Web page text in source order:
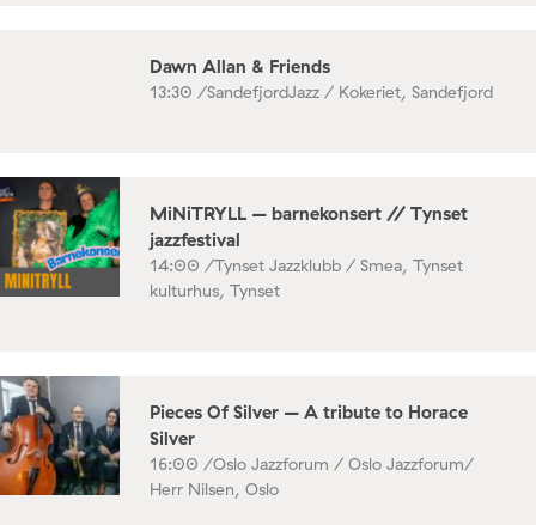
Dawn Allan & Friends
13:30 /SandefjordJazz / Kokeriet, Sandefjord
MiNiTRYLL – barnekonsert // Tynset
jazzfestival
14:00 /Tynset Jazzklubb / Smea, Tynset
kulturhus, Tynset
Pieces Of Silver – A tribute to Horace
Silver
16:00 /Oslo Jazzforum / Oslo Jazzforum/
Herr Nilsen, Oslo